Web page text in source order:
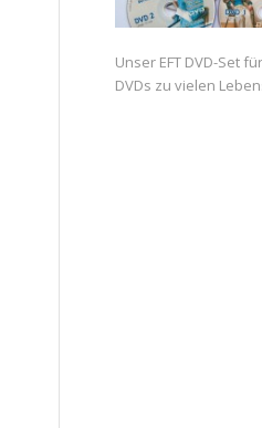
Unser EFT DVD-Set
DVDs zu vielen